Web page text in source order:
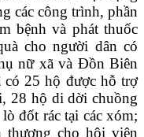
các công trình, phần
bệnh và phát thuốc
cho người dân có
nữ xã và Đồn Biên
25 hộ được hỗ trợ
28 hộ di dời chuồng
đốt rác tại các xóm;
cho hội viên